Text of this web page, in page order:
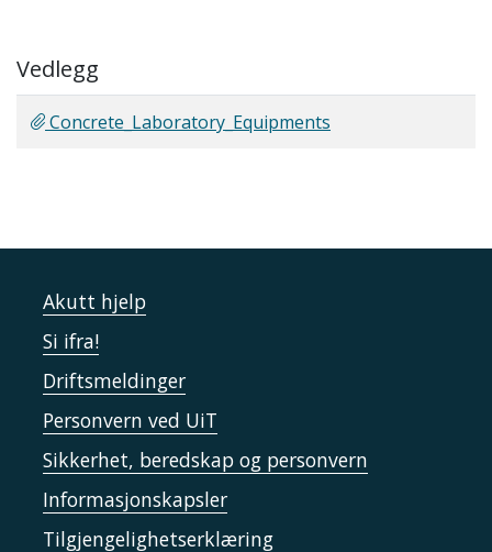
Vedlegg
Concrete_Laboratory_Equipments
Akutt hjelp
Si ifra!
Driftsmeldinger
Personvern ved UiT
Sikkerhet, beredskap og personvern
Informasjonskapsler
Tilgjengelighetserklæring